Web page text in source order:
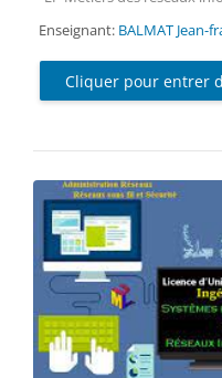
Enseignant: BALMAT Jean-
Cliquer pour entrer